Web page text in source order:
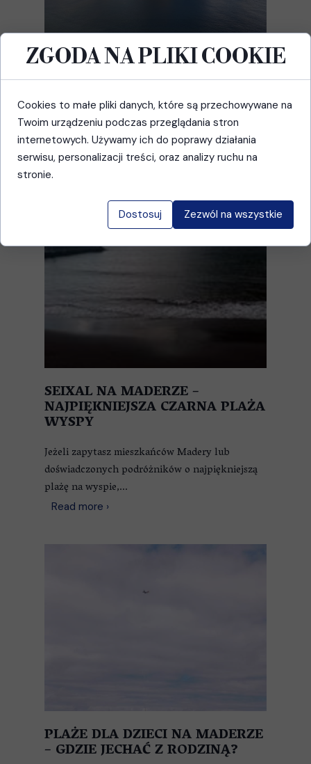
MACHICO CZY CALHETA? KTÓRA
PLAŻA NA MADERZE JEST
LEPSZA?
Madera nie słynie z szerokich, piaszczystych
plaż, dlatego Praia de Machico i...
Read more ›
SEIXAL NA MADERZE –
NAJPIĘKNIEJSZA CZARNA PLAŻA
WYSPY
Jeżeli zapytasz mieszkańców Madery lub
doświadczonych podróżników o najpiękniejszą
plażę na wyspie,...
Read more ›
PLAŻE DLA DZIECI NA MADERZE
– GDZIE JECHAĆ Z RODZINĄ?
ZGODA NA PLIKI COOKIE
Cookies to małe pliki danych, które są przechowywane na
Twoim urządzeniu podczas przeglądania stron
internetowych. Używamy ich do poprawy działania
serwisu, personalizacji treści, oraz analizy ruchu na
stronie.
Dostosuj Zezwól na wszystkie